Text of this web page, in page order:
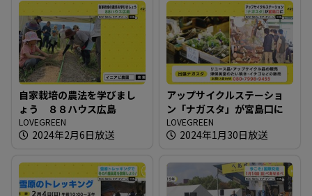
自家栽培の農法を学びまし
ょう ８８ハウス広島
LOVEGREEN
2024年2月6日放送
アップサイクルステーショ
ン「ナガスタ」が宮島口に
LOVEGREEN
2024年1月30日放送